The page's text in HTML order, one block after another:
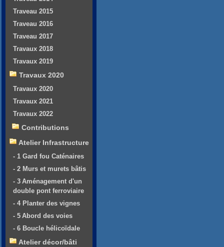
Traveau 2015
Traveau 2016
Traveau 2017
Travaux 2018
Travaux 2019
Travaux 2020
Travaux 2020
Travaux 2021
Travaux 2022
Contributions
Atelier Infrastructure
- 1 Gard fou Caténaires
- 2 Murs et murets bâtis
- 3 Aménagement d'un
double pont ferroviaire
- 4 Planter des vignes
- 5 Abord des voies
- 6 Boucle hélicoïdale
Atelier décor/bâti